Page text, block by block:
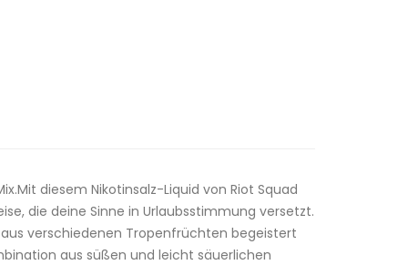
diesem Nikotinsalz-Liquid von Riot Squad
die deine Sinne in Urlaubsstimmung versetzt.
verschiedenen Tropenfrüchten begeistert
aus süßen und leicht säuerlichen